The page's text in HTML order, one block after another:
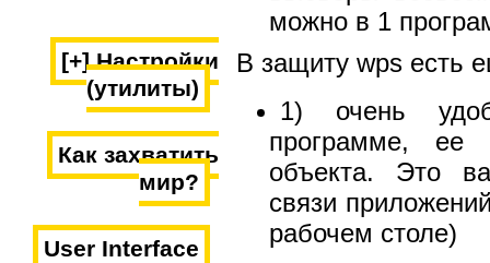
[+] Настройки
(утилиты)
Как захватить
мир?
User Interface
можно в 1
В защиту wps есть
1) очень
программе,
объекта. Это
связи
рабочем столе)